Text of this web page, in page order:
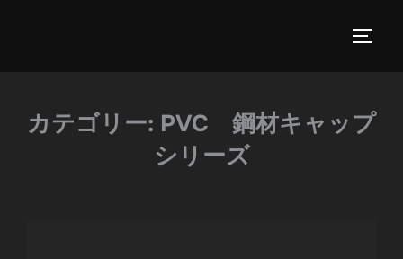
カテゴリー: PVC 鋼材キャップ
シリーズ